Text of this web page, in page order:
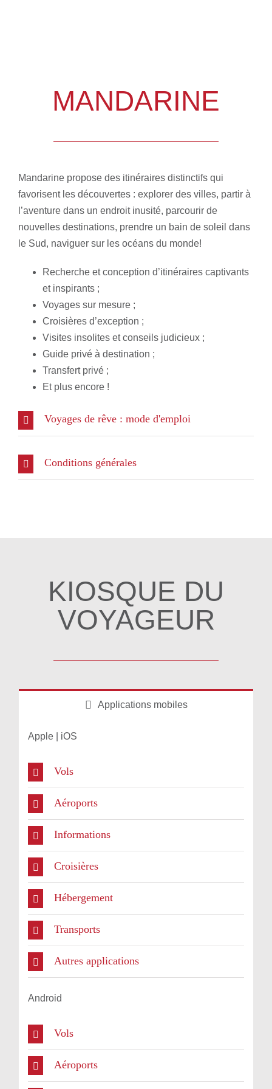
MANDARINE
Mandarine propose des itinéraires distinctifs qui
favorisent les découvertes : explorer des villes, partir à
l’aventure dans un endroit inusité, parcourir de
nouvelles destinations, prendre un bain de soleil dans
le Sud, naviguer sur les océans du monde!
Recherche et conception d’itinéraires captivants
et inspirants ;
Voyages sur mesure ;
Croisières d’exception ;
Visites insolites et conseils judicieux ;
Guide privé à destination ;
Transfert privé ;
Et plus encore !
Voyages de rêve : mode d'emploi
Conditions générales
KIOSQUE DU
VOYAGEUR
Applications mobiles
Apple | iOS
Vols
Aéroports
Informations
Croisières
Hébergement
Transports
Autres applications
Android
Vols
Aéroports